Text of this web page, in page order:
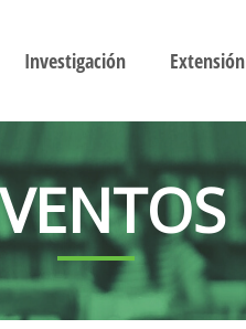
Investigación Extensión